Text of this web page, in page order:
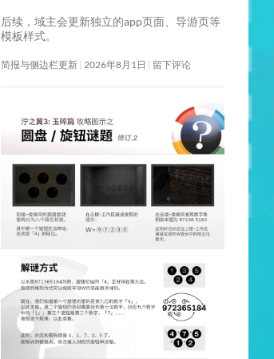
后续，域主会更新独立的app页面、导游页等
模板样式。
简报与侧边栏更新 2026年8月1日 留下评论